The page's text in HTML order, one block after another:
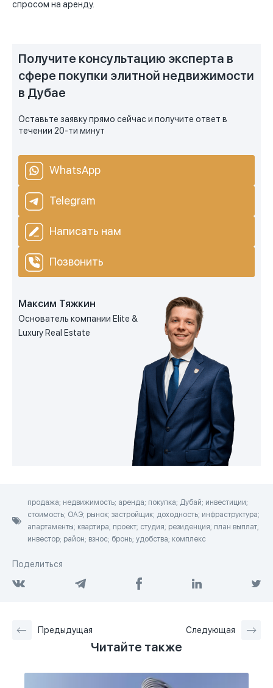
спросом на аренду.
Получите консультацию эксперта в
сфере покупки элитной недвижимости
в Дубае
Оставьте заявку прямо сейчас и получите ответ в
течении 20-ти минут
WhatsApp
Telegram
Написать нам
Позвонить
Максим Тяжкин
Основатель компании Elite &
Luxury Real Estate
продажа; недвижимость; аренда; покупка; Дубай; инвестиции;
стоимость; ОАЭ; рынок; застройщик; доходность; инфраструктура;
апартаменты; квартира; проект; студия; резиденция; план выплат;
инвестор; район; взнос; бронь; удобства; комплекс
Поделиться
Предыдущая Следующая
Читайте также